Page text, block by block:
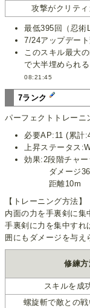
攻撃がクリテ
最低395回（忍
7/24アップデー
このスキル最大
で大半埋められ
08:21:45
7ランク
パーフェクトトレー
必要AP:11 (累計
上昇ステータス
効果:2段階チャ
ダメージ
距離10m
【トレーニング方法】
内面の力を手裏剣に集
手裏剣に力を集中すれ
囲にもダメージを与え
修練方
スキルを成
螺旋斬で敵との